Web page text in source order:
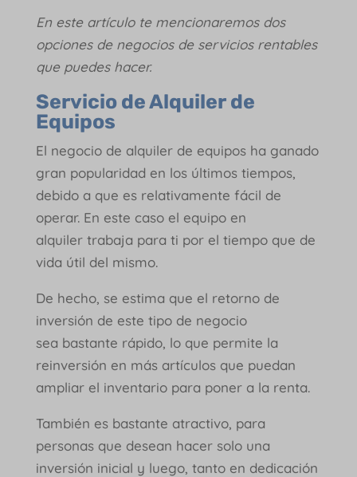
En este artículo te mencionaremos dos
opciones de negocios de servicios rentables
que puedes hacer.
Servicio de Alquiler de
Equipos
El negocio de alquiler de equipos ha ganado
gran popularidad en los últimos tiempos,
debido a que es relativamente fácil de
operar. En este caso el equipo en
alquiler trabaja para ti por el tiempo que de
vida útil del mismo.
De hecho, se estima que el retorno de
inversión de este tipo de negocio
sea bastante rápido, lo que permite la
reinversión en más artículos que puedan
ampliar el inventario para poner a la renta.
También es bastante atractivo, para
personas que desean hacer solo una
inversión inicial y luego, tanto en dedicación